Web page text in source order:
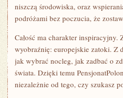
niszczą środowiska, oraz
podróżami bez poczucia, że
Całość ma charakter
wyobraźnię: europejskie zatoki. Z
jak wybrać nocleg, jak zadbać o
świata. Dzięki temu
niezależnie od tego, czy szukasz